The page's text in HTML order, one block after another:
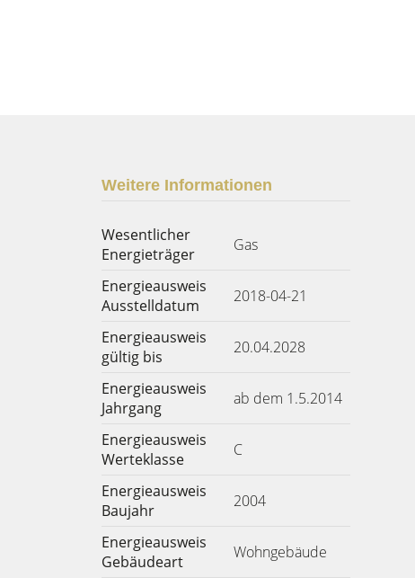
Weitere Informationen
Wesentlicher
Energieträger
Gas
Energieausweis
Ausstelldatum
2018-04-21
Energieausweis
gültig bis
20.04.2028
Energieausweis
Jahrgang
ab dem 1.5.2014
Energieausweis
Werteklasse
C
Energieausweis
Baujahr
2004
Energieausweis
Gebäudeart
Wohngebäude